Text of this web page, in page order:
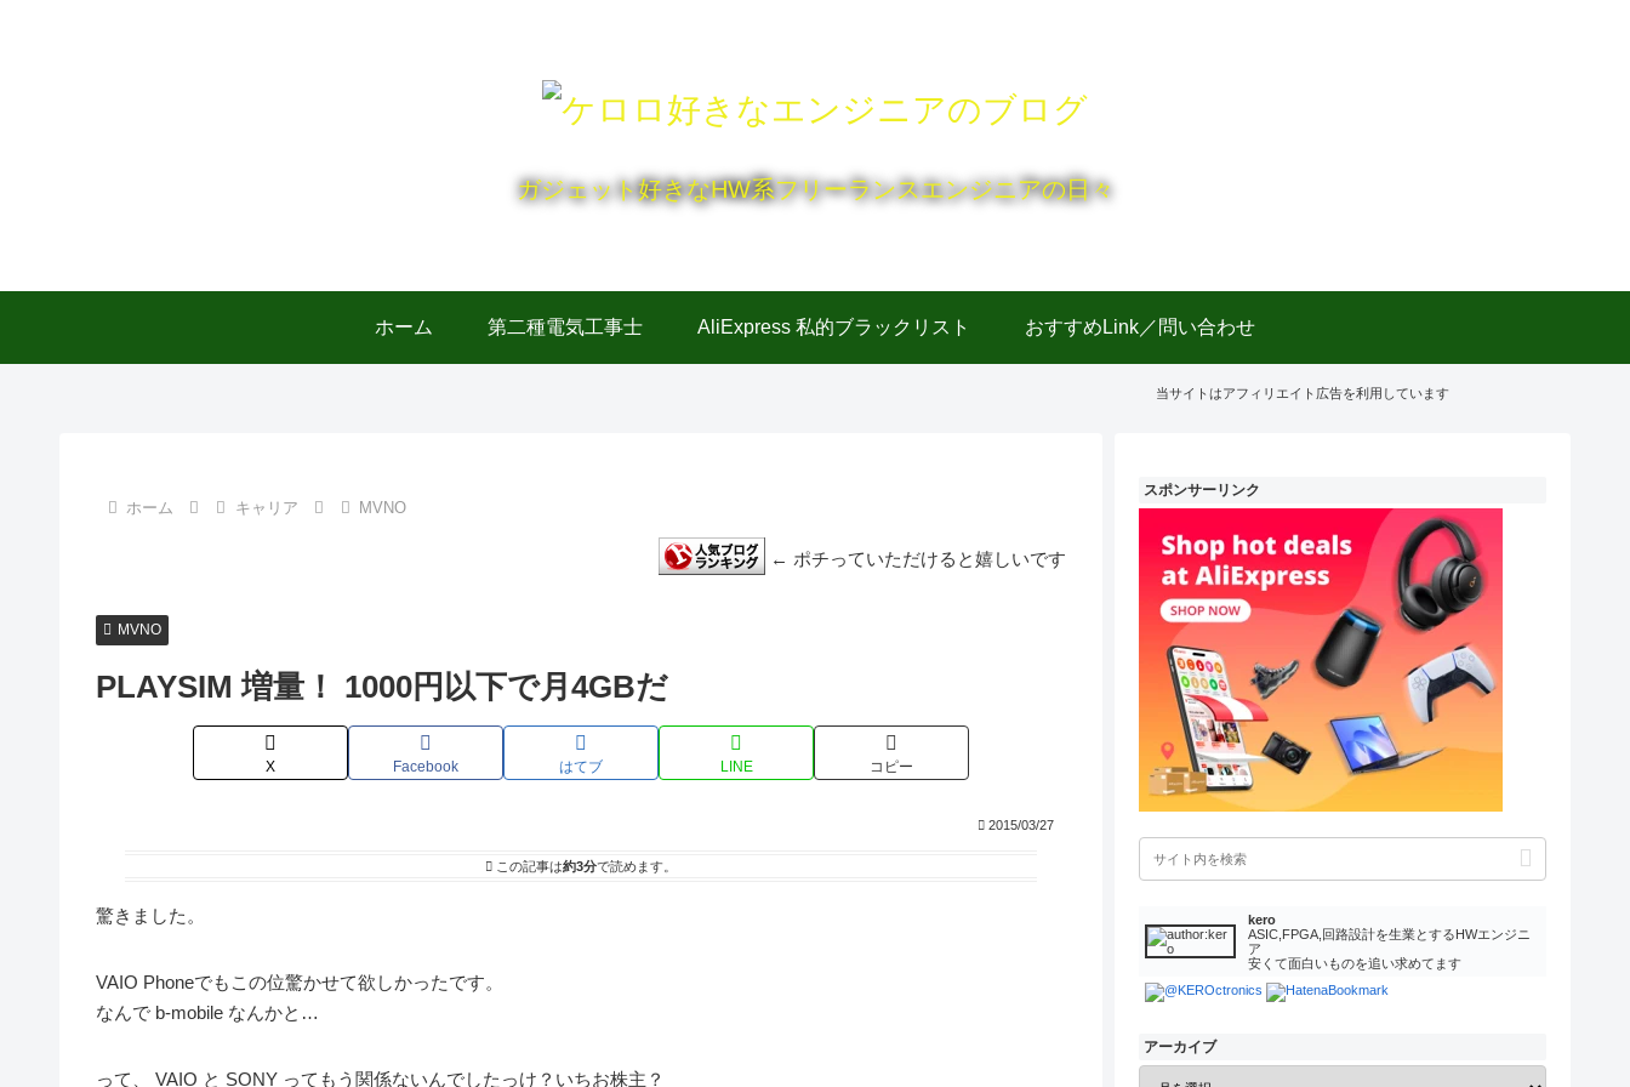
ガジェット好きなHW系フリーランスエンジニアの日々
ホーム 第二種電気工事士 AliExpress 私的ブラックリスト おすすめLink／問い合わせ
当サイトはアフィリエイト広告を利用しています
ホーム キャリア MVNO
← ポチっていただけると嬉しいです
MVNO
PLAYSIM 増量！ 1000円以下で月4GBだ
X Facebook はてブ LINE コピー
2015/03/27
この記事は約3分で読めます。
驚きました。
VAIO Phoneでもこの位驚かせて欲しかったです。
なんで b-mobile なんかと…
って、 VAIO と SONY ってもう関係ないんでしたっけ？いちお株主？
スポンサーリンク
kero
ASIC,FPGA,回路設計を生業とするHWエンジニ
ア
安くて面白いものを追い求めてます
アーカイブ